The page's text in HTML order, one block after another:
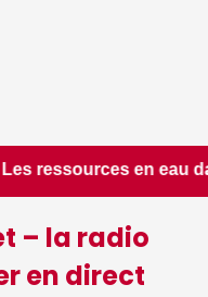
un état
– la radio
en direct